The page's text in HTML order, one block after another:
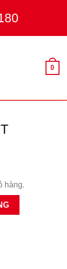
0
hàng.